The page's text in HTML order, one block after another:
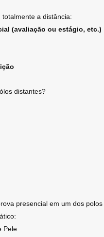
a distância:
(avaliação ou estágio, etc.)
distantes?
presencial em um dos
Pele